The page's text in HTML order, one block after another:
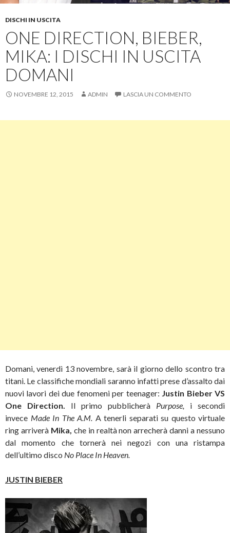
DISCHI IN USCITA
ONE DIRECTION, BIEBER,
MIKA: I DISCHI IN USCITA
DOMANI
NOVEMBRE 12, 2015 ADMIN LASCIA UN COMMENTO
Domani, venerdì 13 novembre, sarà il giorno dello scontro tra
titani. Le classifiche mondiali saranno infatti prese d’assalto dai
nuovi lavori dei due fenomeni per teenager: Justin Bieber VS
One Direction. Il primo pubblicherà Purpose, i secondi
invece Made In The A.M. A tenerli separati su questo virtuale
ring arriverà Mika, che in realtà non arrecherà danni a nessuno
dal momento che tornerà nei negozi con una ristampa
dell’ultimo disco No Place In Heaven.
JUSTIN BIEBER